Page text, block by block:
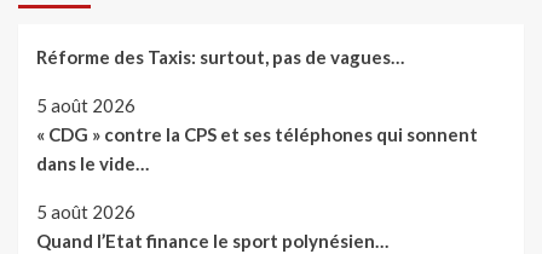
Réforme des Taxis: surtout, pas de vagues…
5 août 2026
« CDG » contre la CPS et ses téléphones qui sonnent
dans le vide…
5 août 2026
Quand l’Etat finance le sport polynésien…